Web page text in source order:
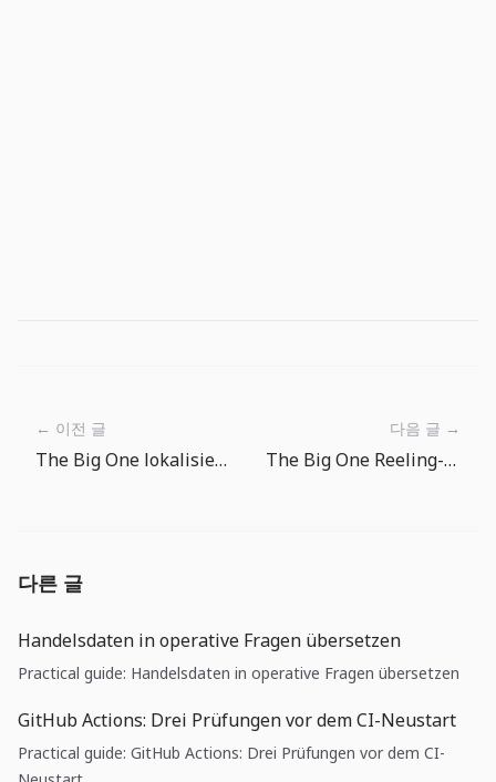
← 이전 글
The Big One lokalisieren: Angelgefühl in 15 Sprachen
다음 글 →
The Big One Reeling-Guide: Spannung lesen statt nur drücken
다른 글
Handelsdaten in operative Fragen übersetzen
Practical guide: Handelsdaten in operative Fragen übersetzen
GitHub Actions: Drei Prüfungen vor dem CI-Neustart
Practical guide: GitHub Actions: Drei Prüfungen vor dem CI-